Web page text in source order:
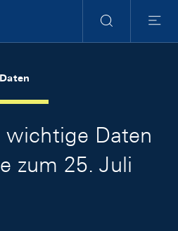
Suche
Menu
wichtige Daten
zum 25. Juli